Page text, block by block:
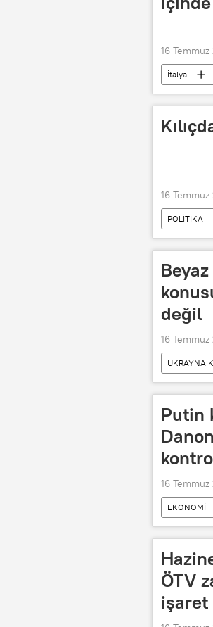
16
İtalya
YAŞAM
16
POLİTİKA
Taksici
değil
16 Temmuz
UKRAYNA
Putin
16
EKONOMİ
Vladimir
ÖTV